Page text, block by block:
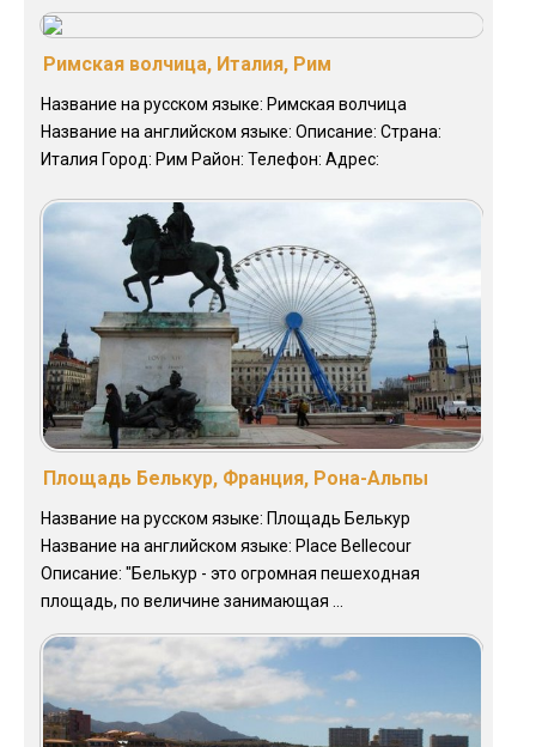
Римская волчица, Италия, Рим
Название на русском языке: Римская волчица
Название на английском языке: Описание: Страна:
Италия Город: Рим Район: Телефон: Адрес:
Площадь Белькур, Франция, Рона-Альпы
Название на русском языке: Площадь Белькур
Название на английском языке: Place Bellecour
Описание: "Белькур - это огромная пешеходная
площадь, по величине занимающая ...